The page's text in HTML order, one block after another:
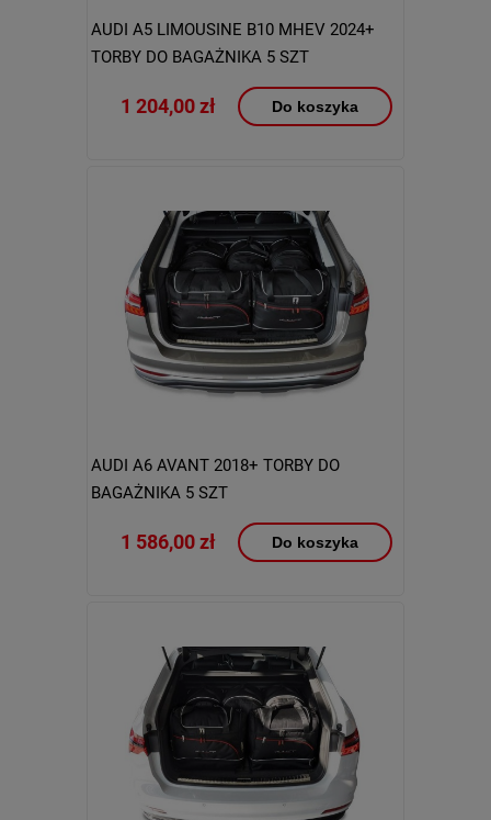
AUDI A5 LIMOUSINE B10 MHEV 2024+
TORBY DO BAGAŻNIKA 5 SZT
1 204,00 zł Do koszyka
AUDI A6 AVANT 2018+ TORBY DO
BAGAŻNIKA 5 SZT
1 586,00 zł Do koszyka